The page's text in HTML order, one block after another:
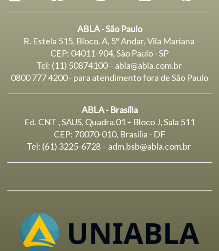
ABLA - São Paulo
R. Estela 515, Bloco. A, 5º Andar, Vila Mariana
CEP: 04011-904, São Paulo - SP
Tel: (11) 50874100 – abla@abla.com.br
0800 777 4200 - para atendimento fora de São Paulo
ABLA - Brasília
Ed. CNT , SAUS, Quadra.01 – Bloco J, Sala 511
CEP: 70070-010, Brasília - DF
Tel: (61) 3225-6728 – adm.bsb@abla.com.br